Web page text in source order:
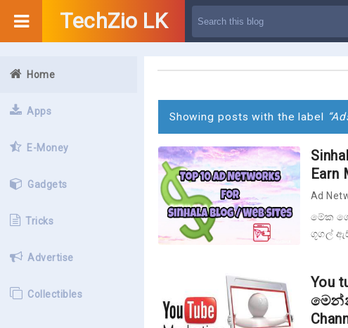
TechZio LK
Home
Apps
E-Money
Gadgets
Tricks
Advertise
Collectibles
o
t
s
Showing posts with the label
Earn
Ad
මේක
ගූගල්
You